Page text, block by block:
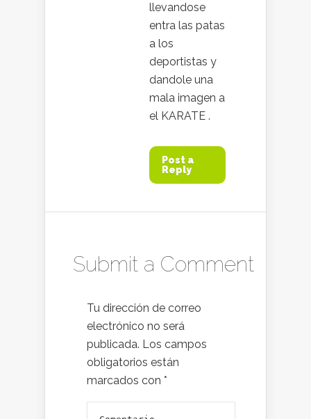
llevandose
entra las patas
a los
deportistas y
dandole una
mala imagen a
el KARATE .
Post a
Reply
Submit a Comment
Tu dirección de correo
electrónico no será
publicada. Los campos
obligatorios están
marcados con *